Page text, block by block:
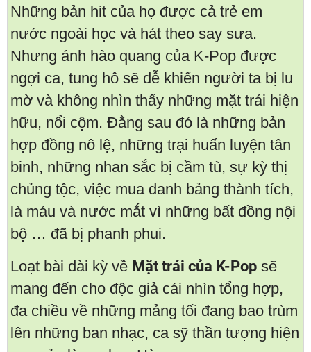
Những bản hit của họ được cả trẻ em
nước ngoài học và hát theo say sưa.
Nhưng ánh hào quang của K-Pop được
ngợi ca, tung hô sẽ dễ khiến người ta bị lu
mờ và không nhìn thấy những mặt trái hiện
hữu, nổi cộm. Đằng sau đó là những bản
hợp đồng nô lệ, những trại huấn luyện tân
binh, những nhan sắc bị cầm tù, sự kỳ thị
chủng tộc, việc mua danh bảng thành tích,
là máu và nước mắt vì những bất đồng nội
bộ … đã bị phanh phui.
Loạt bài dài kỳ về Mặt trái của K-Pop sẽ
mang đến cho độc giả cái nhìn tổng hợp,
đa chiều về những mảng tối đang bao trùm
lên những ban nhạc, ca sỹ thần tượng hiện